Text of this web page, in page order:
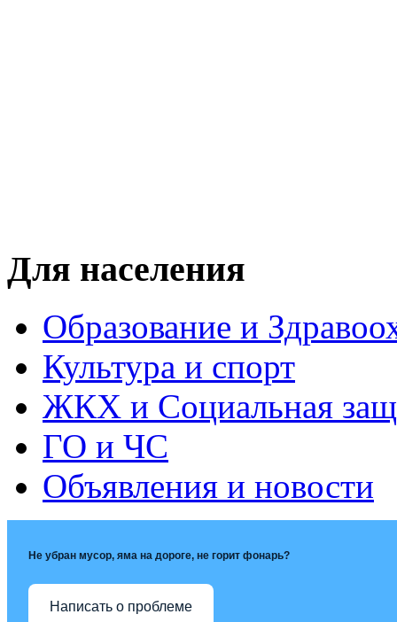
Для населения
Образование и
Культура и спорт
ЖКХ и Социальная
ГО и ЧС
Объявления и новости
Не убран мусор, яма на дороге, не горит фонарь?
Написать о проблеме